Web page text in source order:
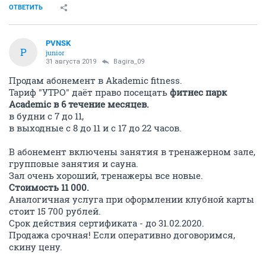
ОТВЕТИТЬ
P
PVNSK
junior
31 августа 2019 Bagira_09
Продам абонемент в Akademic fitness.
Тариф "УТРО" даёт право посещать фитнес парк
Academic в 6 течение месяцев.
в будни с 7 до 11,
в выходные с 8 до 11 и с 17 до 22 часов.
В абонемент включены занятия в тренажерном зале,
групповые занятия и сауна.
Зал очень хороший, тренажеры все новые.
Стоимость 11 000.
Аналогичная услуга при оформлении клубной карты
стоит 15 700 рублей.
Срок действия сертификата - до 31.02.2020.
Продажа срочная! Если оперативно договоримся,
скину цену.